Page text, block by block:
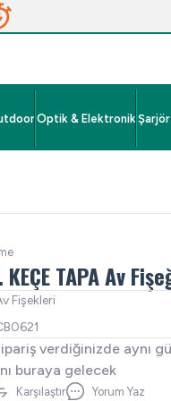
Optik & Elektronik
KEÇE TAPA Av
Fişekleri
verdiğinizde aynı
buraya gelecek
Karşılaştır Yorum Yaz